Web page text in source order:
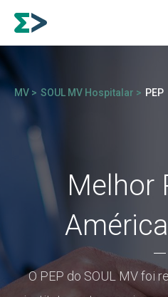
MV > SOUL MV Hospitalar > PEP
Melhor
O PEP do SOUL MV foi